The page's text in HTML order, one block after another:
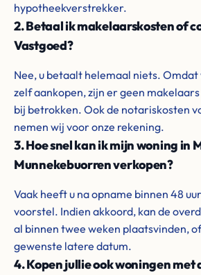
hypotheekverstrekker.
2. Betaal ik makelaarskosten of
Vastgoed?
Nee, u betaalt helemaal niets.
zelf aankopen, zijn er geen
bij betrokken. Ook de notariskosten
nemen wij voor onze rekening.
3. Hoe snel kan ik mijn woning in
Munnekebuorren verkopen?
Vaak heeft u na opname binnen 48
voorstel. Indien akkoord, kan de
al binnen twee weken plaatsvinden,
gewenste latere datum.
4. Kopen jullie ook woningen